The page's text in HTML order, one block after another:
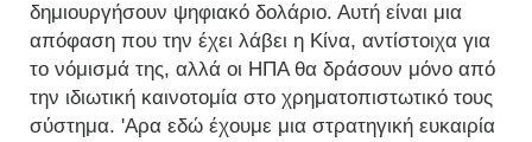
δημιουργήσουν ψηφιακό δολάριο. Αυτή είναι μια
απόφαση που την έχει λάβει η Κίνα, αντίστοιχα για
το νόμισμά της, αλλά οι ΗΠΑ θα δράσουν μόνο από
την ιδιωτική καινοτομία στο χρηματοπιστωτικό τους
σύστημα. 'Αρα εδώ έχουμε μια στρατηγική ευκαιρία